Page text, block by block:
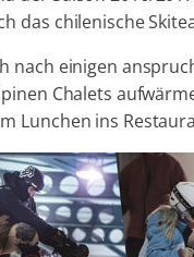
das chilenische
nach einigen
Chalets
Lunchen ins